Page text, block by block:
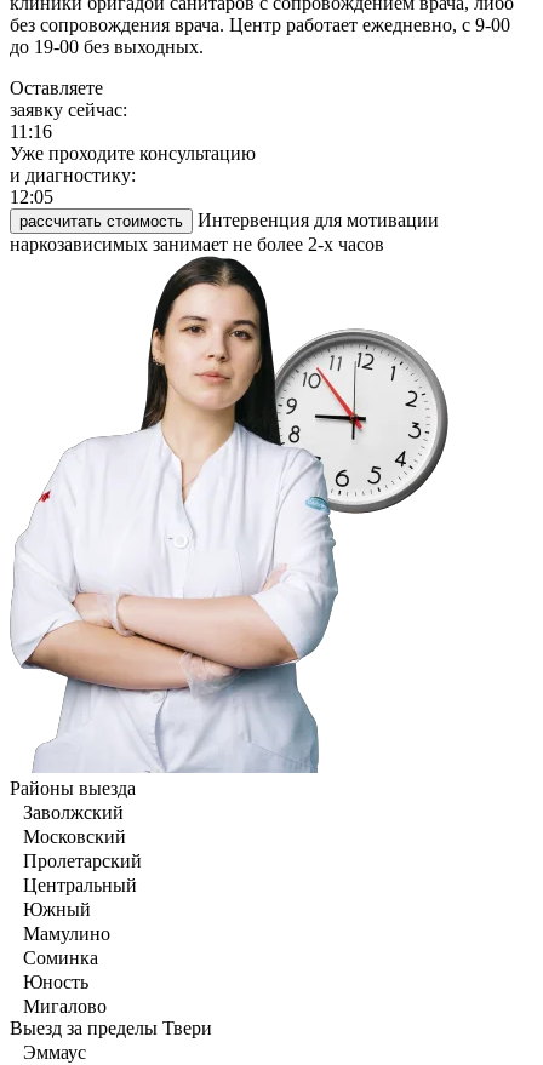
без сопровождения врача. Центр работает ежедневно, с 9-00
до 19-00 без выходных.
Оставляете
заявку сейчас:
11:16
Уже проходите консультацию
и диагностику:
12:05
рассчитать стоимость
Интервенция для мотивации
наркозависимых занимает не более 2-х часов
Районы выезда
Заволжский
Московский
Пролетарский
Центральный
Южный
Мамулино
Соминка
Юность
Мигалово
Выезд за пределы Твери
Эммаус